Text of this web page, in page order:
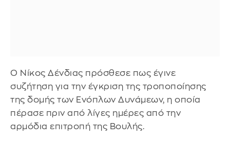
Ο Νίκος Δένδιας πρόσθεσε πως έγινε
συζήτηση για την έγκριση της τροποποίησης
της δομής των Ενόπλων Δυνάμεων, η οποία
πέρασε πριν από λίγες ημέρες από την
αρμόδια επιτροπή της Βουλής.